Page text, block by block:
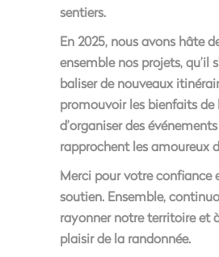
sentiers.
En 2025, nous avons hâte
ensemble nos projets, qu’il
baliser de nouveaux
promouvoir les bienfaits de
d’organiser des
rapprochent les amoureux
Merci pour votre confiance
soutien. Ensemble,
rayonner notre territoire et
plaisir de la randonnée.